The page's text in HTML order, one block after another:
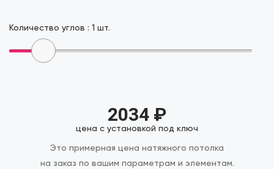
Количество углов : 1 шт.
2034 ₽
цена с установкой под ключ
Это примерная цена натяжного потолка
на заказ по вашим параметрам и элементам.